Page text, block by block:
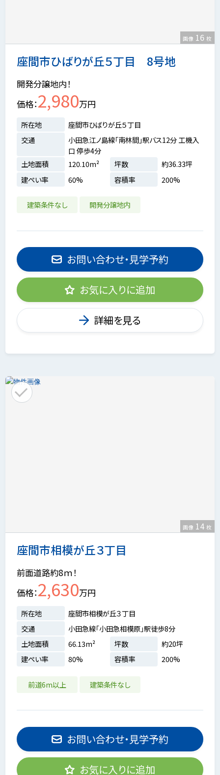
座間市ひばりが丘５丁目 8号地
画像 16 枚
開発分譲地内！
価格 2,980万円
所在地
座間市ひばりが丘５丁目
交通
小田急江ノ島線「南林間」駅バス12分 工機入
口 停歩4分
土地面積
120.10m² 坪数
約36.33坪
建ぺい率
60% 容積率 200%
建築条件なし 開発分譲地内
お問い合わせ・見学予約
お気に入りに追加
詳細を見る
座間市相模が丘３丁目
画像 14 枚
前面道路約8ｍ！
価格 2,630万円
所在地
座間市相模が丘３丁目
交通
小田急線「小田急相模原」駅徒歩8分
土地面積
66.13m² 坪数
約20坪
建ぺい率
80% 容積率 200%
前道6m以上 建築条件なし
お問い合わせ・見学予約
お気に入りに追加